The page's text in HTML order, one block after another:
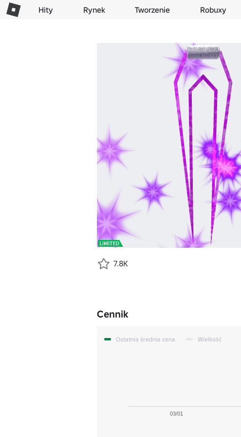
Hity Rynek Tworzenie Robuxy
7.8K
Cennik
Ostatnia średnia cena Wielkość
03/01